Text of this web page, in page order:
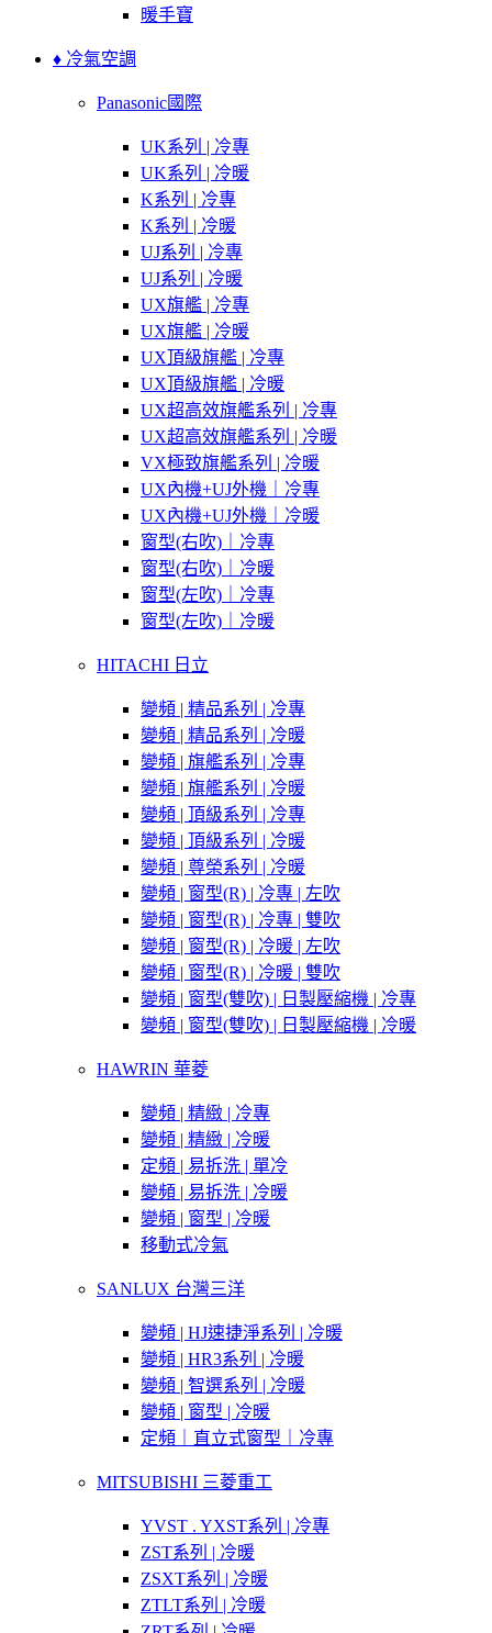
暖手寶
♦ 冷氣空調
Panasonic國際
UK系列 | 冷專
UK系列 | 冷暖
K系列 | 冷專
K系列 | 冷暖
UJ系列 | 冷專
UJ系列 | 冷暖
UX旗艦 | 冷專
UX旗艦 | 冷暖
UX頂級旗艦 | 冷專
UX頂級旗艦 | 冷暖
UX超高效旗艦系列 | 冷專
UX超高效旗艦系列 | 冷暖
VX極致旗艦系列 | 冷暖
UX內機+UJ外機｜冷專
UX內機+UJ外機｜冷暖
窗型(右吹)｜冷專
窗型(右吹)｜冷暖
窗型(左吹)｜冷專
窗型(左吹)｜冷暖
HITACHI 日立
變頻 | 精品系列 | 冷專
變頻 | 精品系列 | 冷暖
變頻 | 旗艦系列 | 冷專
變頻 | 旗艦系列 | 冷暖
變頻 | 頂級系列 | 冷專
變頻 | 頂級系列 | 冷暖
變頻 | 尊榮系列 | 冷暖
變頻 | 窗型(R) | 冷專 | 左吹
變頻 | 窗型(R) | 冷專 | 雙吹
變頻 | 窗型(R) | 冷暖 | 左吹
變頻 | 窗型(R) | 冷暖 | 雙吹
變頻 | 窗型(雙吹) | 日製壓縮機 | 冷專
變頻 | 窗型(雙吹) | 日製壓縮機 | 冷暖
HAWRIN 華菱
變頻 | 精緻 | 冷專
變頻 | 精緻 | 冷暖
定頻 | 易拆洗 | 單冷
變頻 | 易拆洗 | 冷暖
變頻 | 窗型 | 冷暖
移動式冷氣
SANLUX 台灣三洋
變頻 | HJ速捷淨系列 | 冷暖
變頻 | HR3系列 | 冷暖
變頻 | 智選系列 | 冷暖
變頻 | 窗型 | 冷暖
定頻｜直立式窗型｜冷專
MITSUBISHI 三菱重工
YVST . YXST系列 | 冷專
ZST系列 | 冷暖
ZSXT系列 | 冷暖
ZTLT系列 | 冷暖